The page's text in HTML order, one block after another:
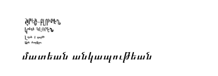
մատեան անկապութեան